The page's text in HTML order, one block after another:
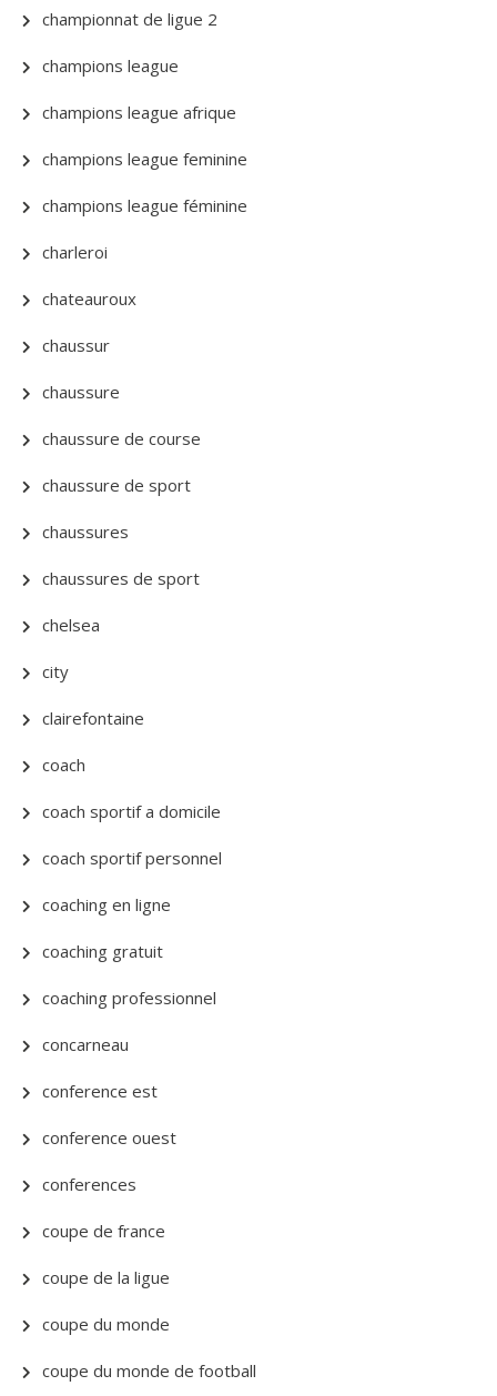
championnat de ligue 2
champions league
champions league afrique
champions league feminine
champions league féminine
charleroi
chateauroux
chaussur
chaussure
chaussure de course
chaussure de sport
chaussures
chaussures de sport
chelsea
city
clairefontaine
coach
coach sportif a domicile
coach sportif personnel
coaching en ligne
coaching gratuit
coaching professionnel
concarneau
conference est
conference ouest
conferences
coupe de france
coupe de la ligue
coupe du monde
coupe du monde de football